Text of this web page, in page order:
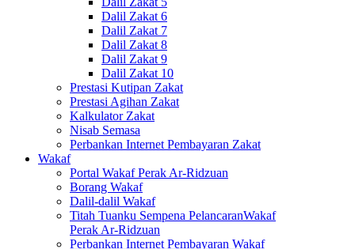
Dalil Zakat 6
Dalil Zakat 7
Dalil Zakat 8
Dalil Zakat 9
Dalil Zakat 10
Prestasi Kutipan Zakat
Prestasi Agihan Zakat
Kalkulator Zakat
Nisab Semasa
Perbankan Internet Pembayaran Zakat
Wakaf
Portal Wakaf Perak Ar-Ridzuan
Borang Wakaf
Dalil-dalil Wakaf
Titah Tuanku Sempena PelancaranWakaf
Perak Ar-Ridzuan
Perbankan Internet Pembayaran Wakaf